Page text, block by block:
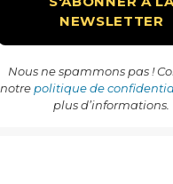
Nous ne spammons pas !
notre politique de
plus d’informations.